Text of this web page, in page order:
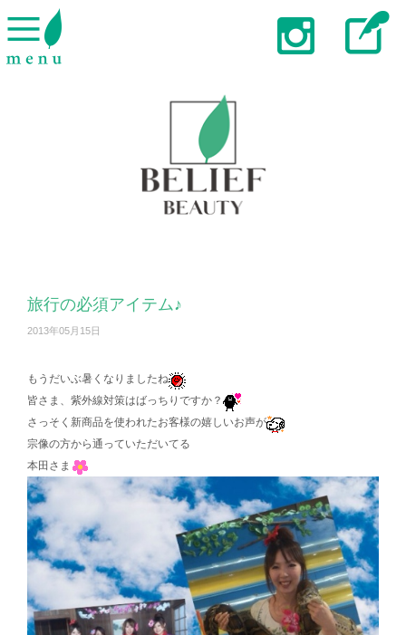
旅行の必須アイテム♪
2013年05月15日
もうだいぶ暑くなりましたね
皆さま、紫外線対策はばっちりですか？
さっそく新商品を使われたお客様の嬉しいお声が
宗像の方から通っていただいてる
本田さま